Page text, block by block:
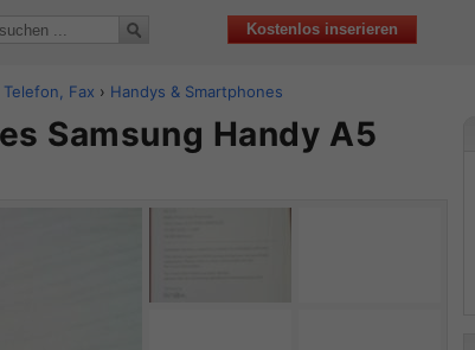
Kostenlos inserieren
Fax › Handys & Smartphones
Samsung Handy A5